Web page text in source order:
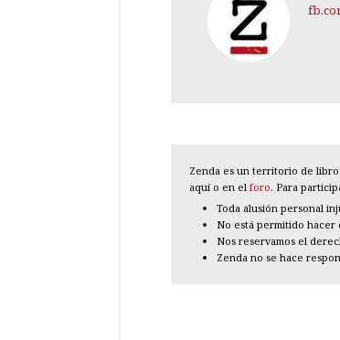
Zenda es un territorio de
aquí o en el foro. Para
Toda alusión personal
No está permitido hacer
Nos reservamos el
Zenda no se hace